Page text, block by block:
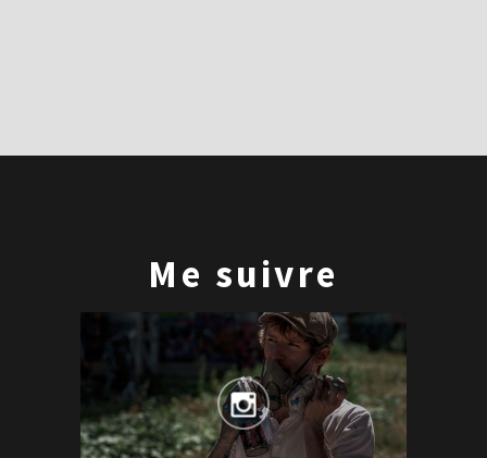
Me suivre